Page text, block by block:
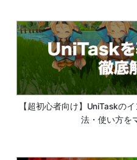
【超初心者向け】UniTaskの
法・使い方を